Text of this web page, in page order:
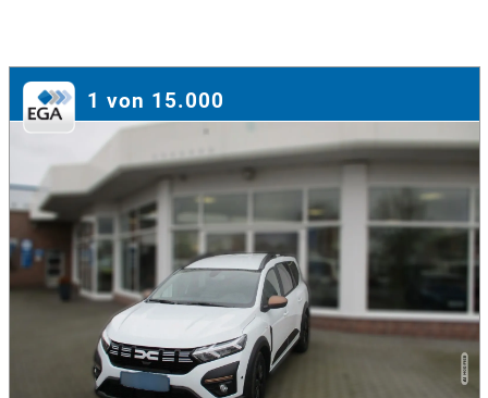
1 von 15.000